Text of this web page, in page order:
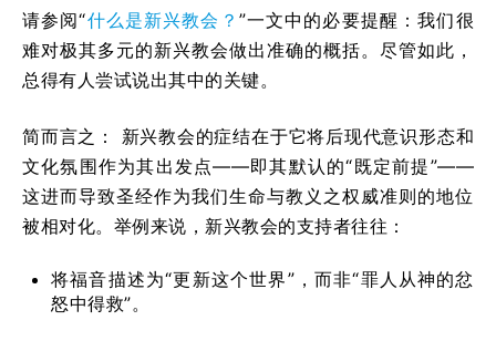
请参阅“什么是新兴教会？ ”一文中的必要提醒：我们很
难对极其多元的新兴教会做出准确的概括。尽管如此，
总得有人尝试说出其中的关键。
简而言之： 新兴教会的症结在于它将后现代意识形态和
文化氛围作为其出发点——即其默认的“既定前提”——
这进而导致圣经作为我们生命与教义之权威准则的地位
被相对化。举例来说，新兴教会的支持者往往：
将福音描述为“更新这个世界”，而非“罪人从神的忿
怒中得救”。